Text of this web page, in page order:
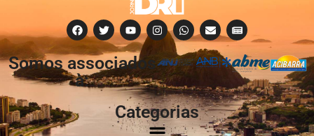
Somos associados
à:
Categorias